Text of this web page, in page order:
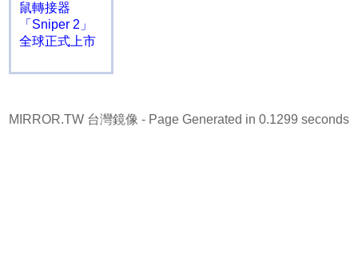
鼠轉接器
「Sniper 2」
全球正式上市
MIRROR.TW 台灣鏡像 - Page Generated in 0.1299 seconds